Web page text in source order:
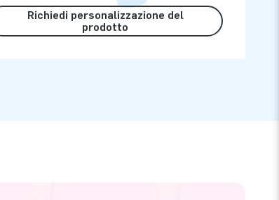
Richiedi personalizzazione del
prodotto